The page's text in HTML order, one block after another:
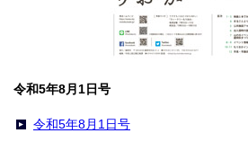
令和5年8月1日号
令和5年8月1日号